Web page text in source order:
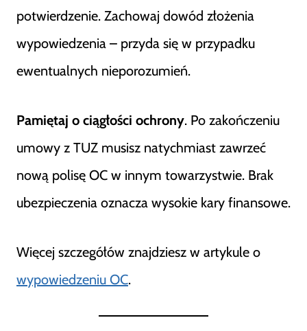
potwierdzenie. Zachowaj dowód złożenia
wypowiedzenia – przyda się w przypadku
ewentualnych nieporozumień.
Pamiętaj o ciągłości ochrony. Po zakończeniu
umowy z TUZ musisz natychmiast zawrzeć
nową polisę OC w innym towarzystwie. Brak
ubezpieczenia oznacza wysokie kary finansowe.
Więcej szczegółów znajdziesz w artykule o
wypowiedzeniu OC.